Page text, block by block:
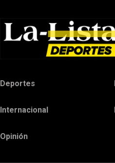
Deportes
Internacional
Opinión